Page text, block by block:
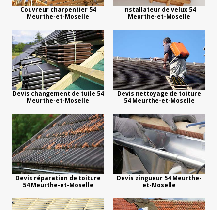
Couvreur charpentier 54
Meurthe-et-Moselle
Installateur de velux 54
Meurthe-et-Moselle
Devis changement de tuile 54
Meurthe-et-Moselle
Devis nettoyage de toiture
54 Meurthe-et-Moselle
Devis réparation de toiture
54 Meurthe-et-Moselle
Devis zingueur 54 Meurthe-
et-Moselle